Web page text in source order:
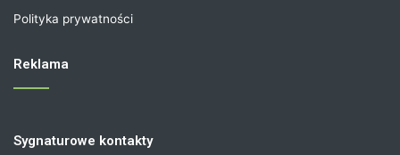
Polityka prywatności
Reklama
Sygnaturowe kontakty